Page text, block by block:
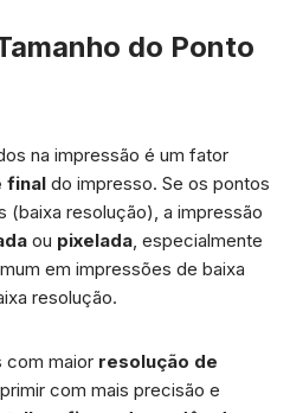
do Ponto
na impressão é um fator
final do impresso. Se os pontos
(baixa resolução), a impressão
ou pixelada , especialmente
em impressões de baixa
resolução.
com maior resolução de
com mais precisão e